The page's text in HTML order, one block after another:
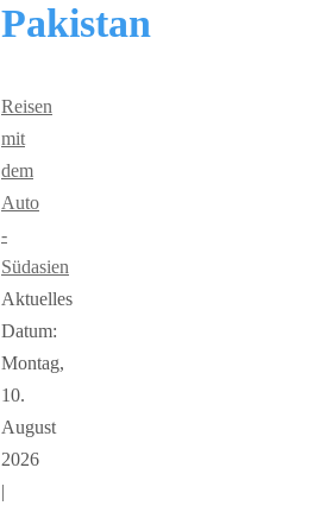
Pakistan
Reisen
mit
dem
Auto
-
Südasien
Aktuelles
Datum:
Montag,
10.
August
2026
|